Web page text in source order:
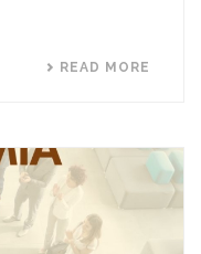
READ MORE